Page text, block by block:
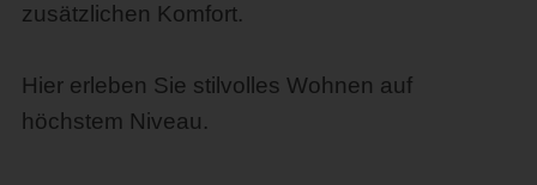
zusätzlichen Komfort.
Hier erleben Sie stilvolles Wohnen auf
höchstem Niveau.